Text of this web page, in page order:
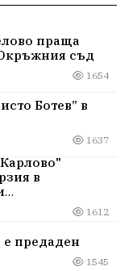
праща
съд
1654
Ботев” в
1637
в
1612
предаден
1545